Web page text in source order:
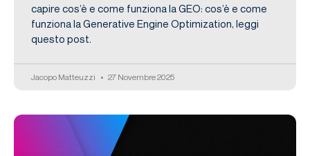
capire cos’è e come funziona la GEO: cos’è e come
funziona la Generative Engine Optimization, leggi
questo post.
Jacopo Matteuzzi 27 Novembre 2025